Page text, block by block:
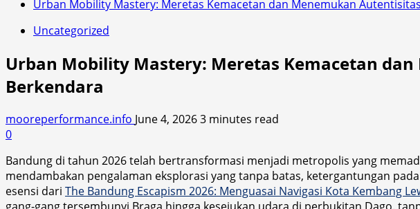
Urban Mobility Mastery: Meretas Kemacetan dan Menemukan
Uncategorized
Urban Mobility Mastery: Meretas Kemacetan
Berkendara
mooreperformance.info June 4, 20263 minutes read
0
Bandung di tahun 2026 telah bertransformasi menjadi metropolis yang
mendambakan pengalaman eksplorasi yang tanpa batas, ketergantungan
esensi dari The Bandung Escapism 2026: Menguasai Navigasi Kota Kembang